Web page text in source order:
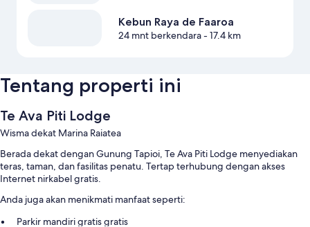
Kebun Raya de Faaroa
24 mnt berkendara- 17.4 km
Tentang properti ini
Te Ava Piti Lodge
Wisma dekat Marina Raiatea
Berada dekat dengan Gunung Tapioi, Te Ava Piti Lodge menyediakan
teras, taman, dan fasilitas penatu. Tertap terhubung dengan akses
Internet nirkabel gratis.
Anda juga akan menikmati manfaat seperti:
Parkir mandiri gratis gratis